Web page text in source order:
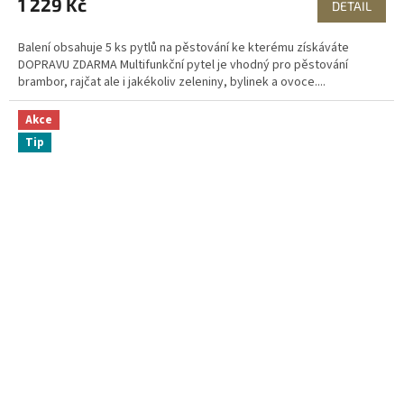
A
DETAIL
Balení obsahuje 5 ks pytlů na pěstování ke kterému získáváte
DOPRAVU ZDARMA Multifunkční pytel je vhodný pro pěstování
brambor, rajčat ale i jakékoliv zeleniny, bylinek a ovoce....
Akce
Tip